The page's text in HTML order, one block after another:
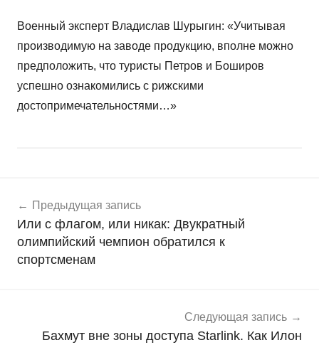
Военный эксперт Владислав Шурыгин: «Учитывая
производимую на заводе продукцию, вполне можно
предположить, что туристы Петров и Боширов
успешно ознакомились с рижскими
достопримечательностями…»
о
в
о
с
по
записям
Предыдущая запись
Или с флагом, или никак: Двукратный
олимпийский чемпион обратился к
спортсменам
Следующая запись
Бахмут вне зоны доступа Starlink. Как Илон